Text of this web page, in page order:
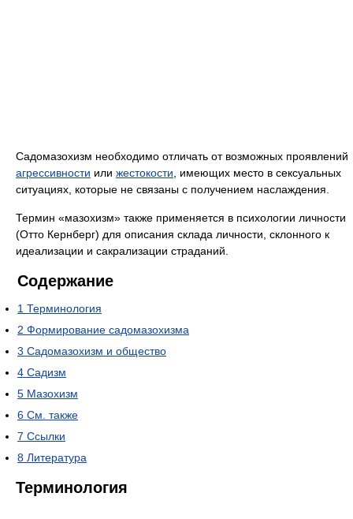
Садомазохизм необходимо отличать от возможных проявлений
агрессивности или жестокости , имеющих место в сексуальных
ситуациях, которые не связаны с получением наслаждения.
Термин «мазохизм» также применяется в психологии личности
(Отто Кернберг) для описания склада личности, склонного к
идеализации и сакрализации страданий.
Содержание
1 Терминология
2 Формирование садомазохизма
3 Садомазохизм и общество
4 Садизм
5 Мазохизм
6 См. также
7 Ссылки
8 Литература
Терминология